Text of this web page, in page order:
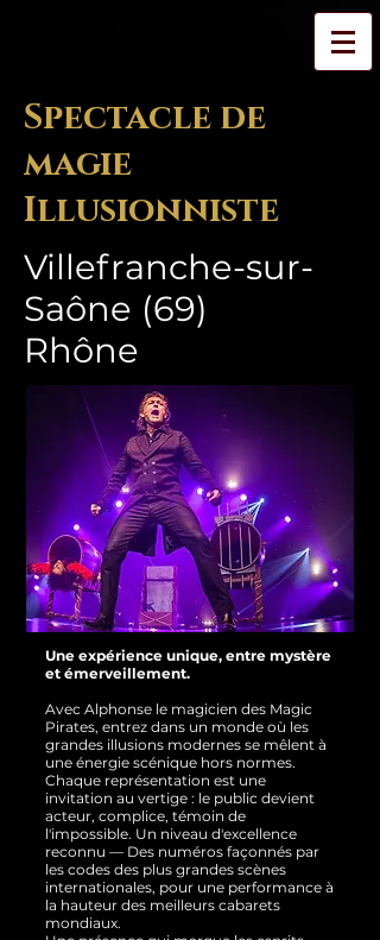
Spectacle de
magie
Illusionniste
Villefranche-sur-
Saône (69)
Rhône
Une expérience unique, entre mystère
et émerveillement.
Avec Alphonse le magicien des Magic
Pirates, entrez dans un monde où les
grandes illusions modernes se mêlent à
une énergie scénique hors normes.
Chaque représentation est une
invitation au vertige : le public devient
acteur, complice, témoin de
l'impossible. Un niveau d'excellence
reconnu — Des numéros façonnés par
les codes des plus grandes scènes
internationales, pour une performance à
la hauteur des meilleurs cabarets
mondiaux.